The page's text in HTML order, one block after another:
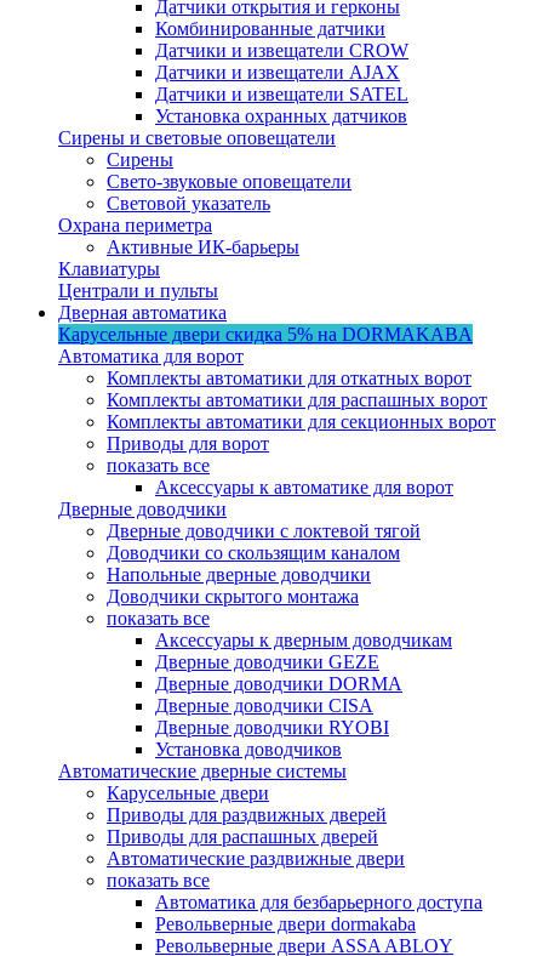
Датчики открытия и герконы
Комбинированные датчики
Датчики и извещатели CROW
Датчики и извещатели AJAX
Датчики и извещатели SATEL
Установка охранных датчиков
Сирены и световые оповещатели
Сирены
Свето-звуковые оповещатели
Световой указатель
Охрана периметра
Активные ИК-барьеры
Клавиатуры
Централи и пульты
Дверная автоматика
Карусельные двери скидка 5% на DORMAKABA
Автоматика для ворот
Комплекты автоматики для откатных ворот
Комплекты автоматики для распашных ворот
Комплекты автоматики для секционных ворот
Приводы для ворот
показать все
Аксессуары к автоматике для ворот
Дверные доводчики
Дверные доводчики с локтевой тягой
Доводчики со скользящим каналом
Напольные дверные доводчики
Доводчики скрытого монтажа
показать все
Аксессуары к дверным доводчикам
Дверные доводчики GEZE
Дверные доводчики DORMA
Дверные доводчики CISA
Дверные доводчики RYOBI
Установка доводчиков
Автоматические дверные системы
Карусельные двери
Приводы для раздвижных дверей
Приводы для распашных дверей
Автоматические раздвижные двери
показать все
Автоматика для безбарьерного доступа
Револьверные двери dormakaba
Револьверные двери ASSA ABLOY